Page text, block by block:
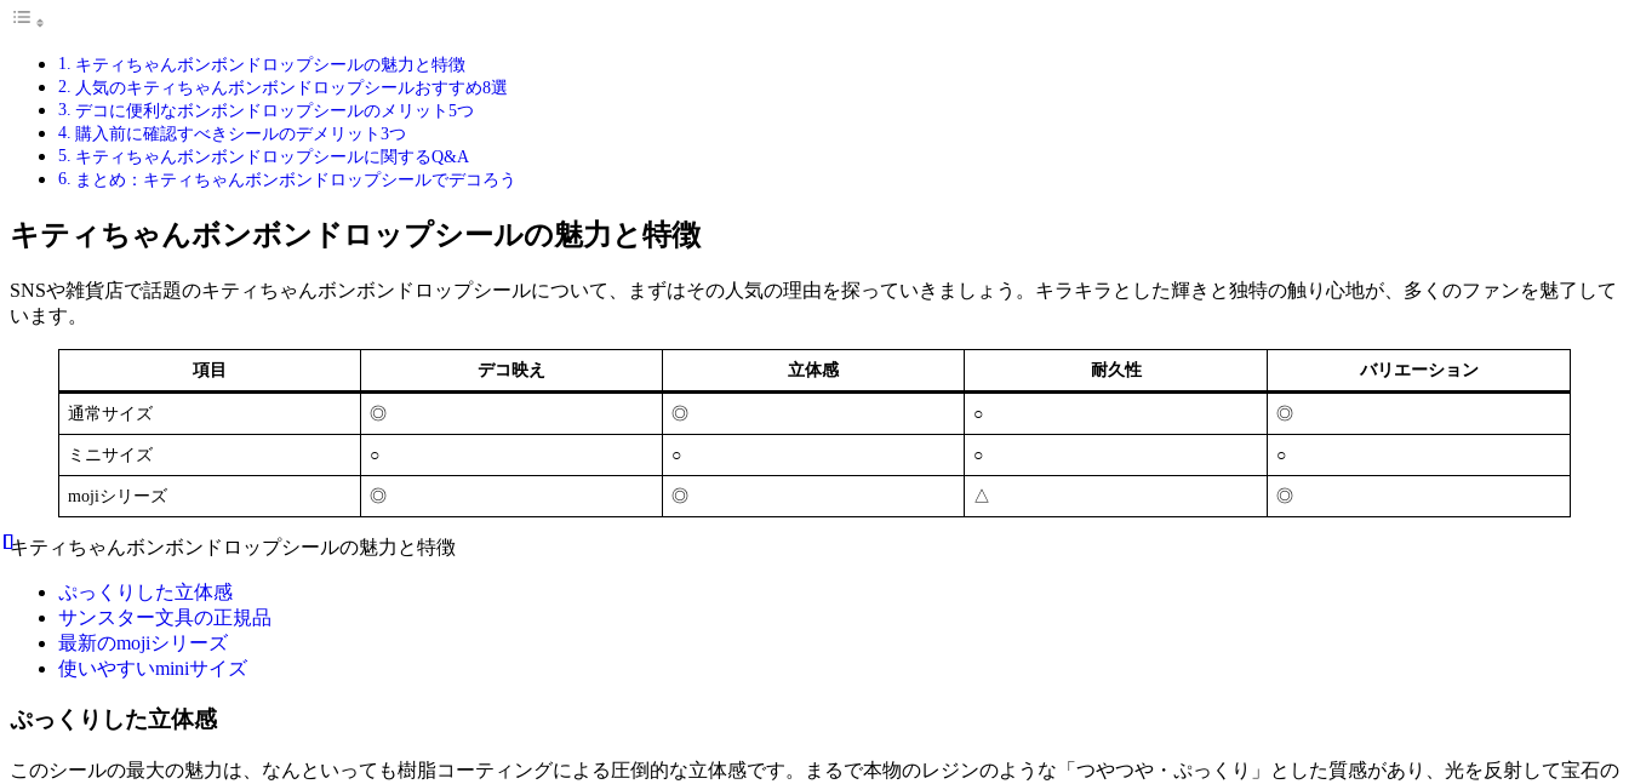
キティちゃんボンボンドロップシールの魅力と特徴
人気のキティちゃんボンボンドロップシールおすすめ8選
デコに便利なボンボンドロップシールのメリット5つ
購入前に確認すべきシールのデメリット3つ
キティちゃんボンボンドロップシールに関するQ&A
まとめ：キティちゃんボンボンドロップシールでデコろう
キティちゃんボンボンドロップシールの魅力と特徴
SNSや雑貨店で話題のキティちゃんボンボンドロップシールについて、まずはその人気の理由を探っていきましょう。キラキラとした輝きと独特の触り心地が、多くのファンを魅了して
います。
項目 デコ映え 立体感 耐久性 バリエーション
通常サイズ ◎ ◎ ○ ◎
ミニサイズ ○ ○ ○ ○
mojiシリーズ ◎ ◎ △ ◎
キティちゃんボンボンドロップシールの魅力と特徴
ぷっくりした立体感
サンスター文具の正規品
最新のmojiシリーズ
使いやすいminiサイズ
ぷっくりした立体感
このシールの最大の魅力は、なんといっても樹脂コーティングによる圧倒的な立体感です。まるで本物のレジンのような「つやつや・ぷっくり」とした質感があり、光を反射して宝石の